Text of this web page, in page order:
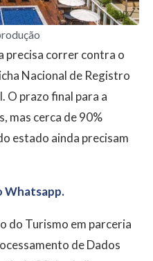
precisa correr contra o
Nacional de Registro
O prazo final para a
mas cerca de 90%
estado ainda precisam
Whatsapp.
do Turismo em parceria
de Dados